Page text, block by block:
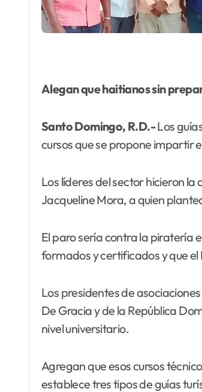
Alegan que haitianos sin
Santo Domingo, R.D.-Los
cursos que se propone impartir
Los líderes del sector hicieron
Jacqueline Mora, a quien
El paro sería contra la piratería
formados y certificados y que el
Los presidentes de
De Gracia y de la República
nivel universitario.
Agregan que esos cursos
establece tres tipos de guías